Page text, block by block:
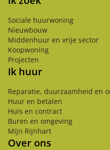
Sociale huurwoning
Nieuwbouw
Middenhuur en vrije sector
Koopwoning
Projecten
Ik huur
Reparatie, duurzaamheid en
Huur en betalen
Huis en contract
Buren en omgeving
Mijn Rijnhart
Over ons